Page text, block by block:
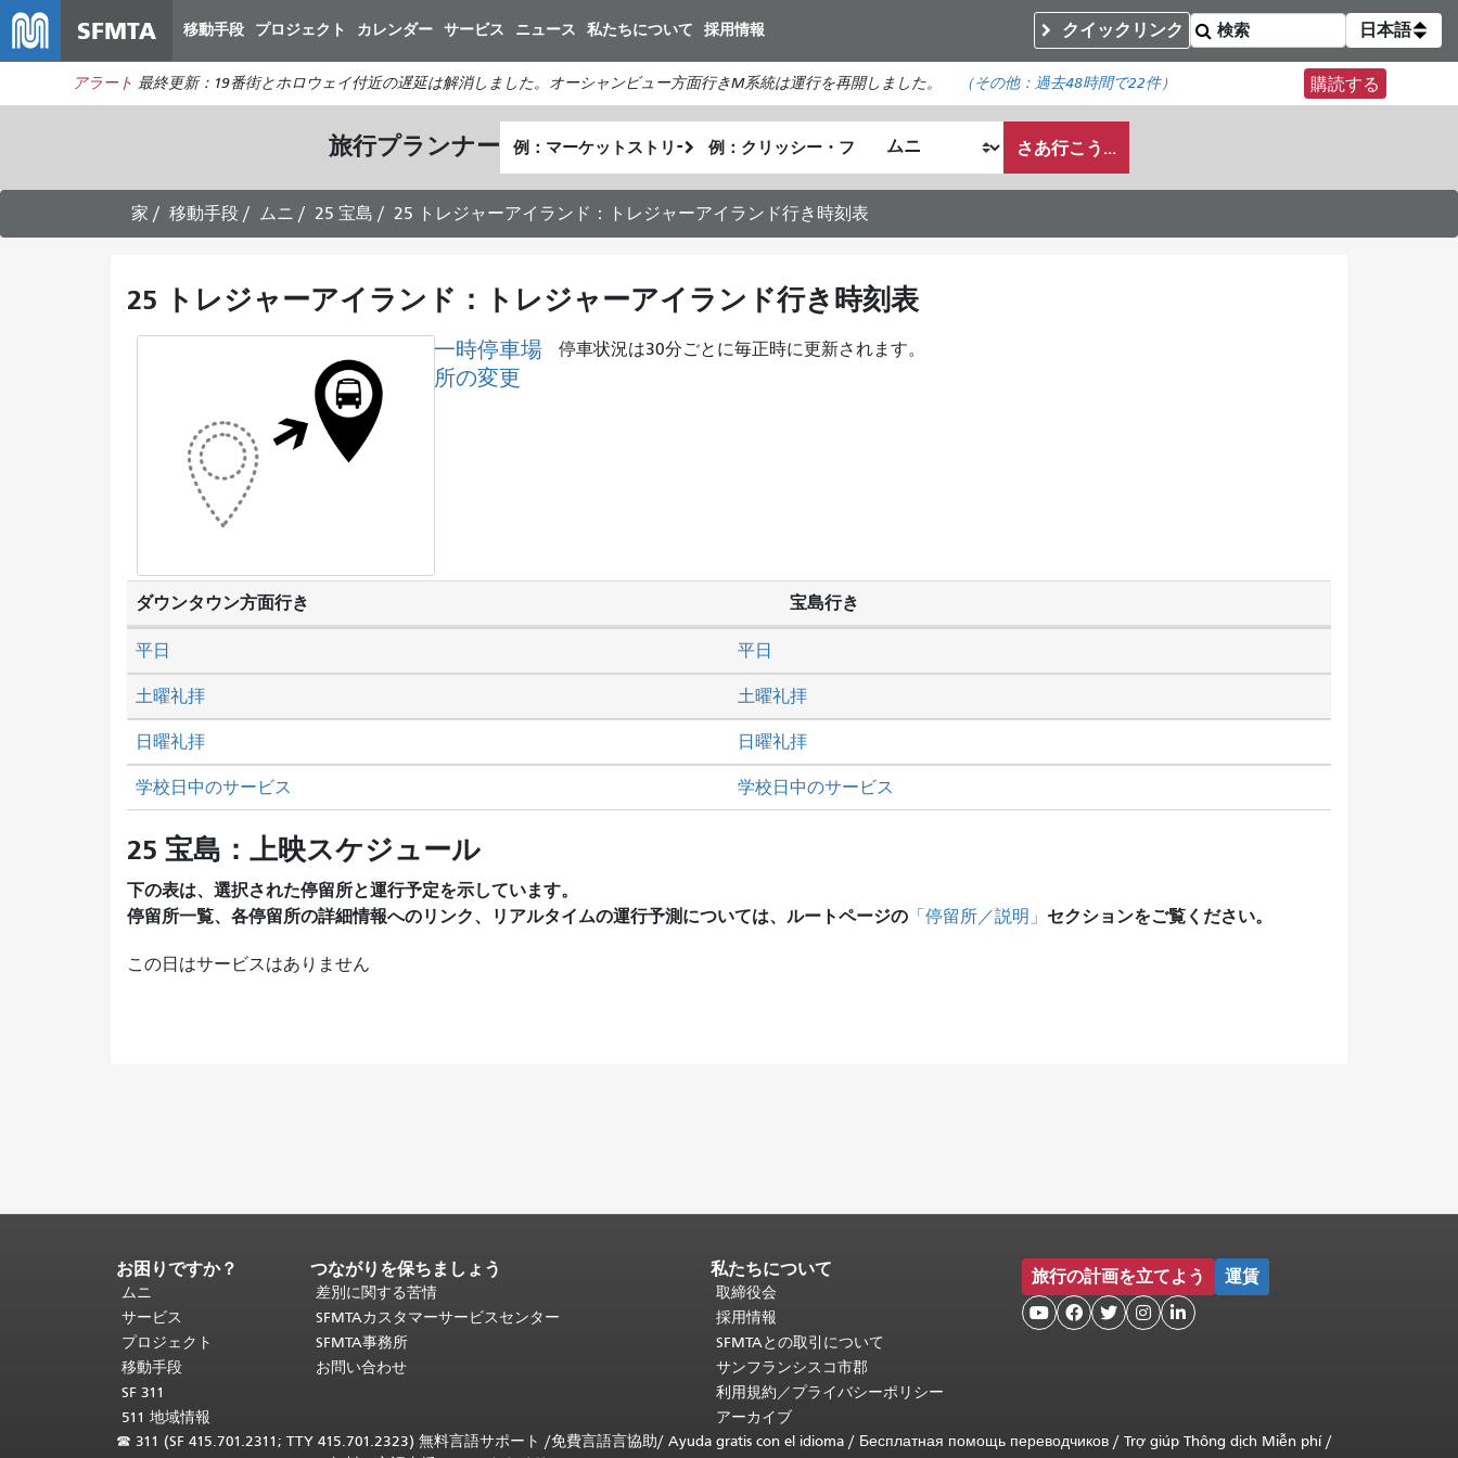
イ
ン
コ
ン
テ
ン
ツ
に
SFMTA 移動手段 プロジェクト カレンダー サービス ニュース 私たちについて 採用情報 クイックリンク 日本語
アラート 最終更新：19番街とホロウェイ付近の遅延は解消しました。オーシャンビュー方面行きM系統は運行を再開しました。 （その他： 過去48時間で22件） 購読する
旅行プランナー 出
発
地
点
終
了
地
点
が
ど
の
う
に
旅
さあ行こう...
家 移動手段 ムニ 25 宝島 25 トレジャーアイランド：トレジャーアイランド行き時刻表
25 トレジャーアイランド：トレジャーアイランド行き時刻表
一時停車場
所の変更
停車状況は30分ごとに毎正時に更新されます。
ダウンタウン方面行き 宝島行き
土曜礼拝 土曜礼拝
日曜礼拝 日曜礼拝
平日 平日
学校日中のサービス 学校日中のサービス
25 宝島：上映スケジュール
下の表は、選択された停留所と運行予定を示しています。
停留所一覧、各停留所の詳細情報へのリンク、リアルタイムの運行予測については、ルートページの 「停留所／説明」 セクションをご覧ください。
この日はサービスはありません
ペ
ー
ジ
コ
ン
テ
の
お困りですか？
ムニ
サービス
プロジェクト
移動手段
SF 311
511 地域情報
つながりを保ちましょう
差別に関する苦情
SFMTAカスタマーサービスセンター
SFMTA事務所
お問い合わせ
私たちについて
取締役会
採用情報
SFMTAとの取引について
サンフランシスコ市郡
利用規約／プライバシーポリシー
アーカイブ
旅行の計画を立てよう 運賃
    
☎ 311 (SF 415.701.2311; TTY 415.701.2323) 無料言語サポート /免費言語言協助/ Ayuda gratis con el idioma / Бесплатная помощь переводчиков / Trợ giúp Thông dịch Miễn phí/